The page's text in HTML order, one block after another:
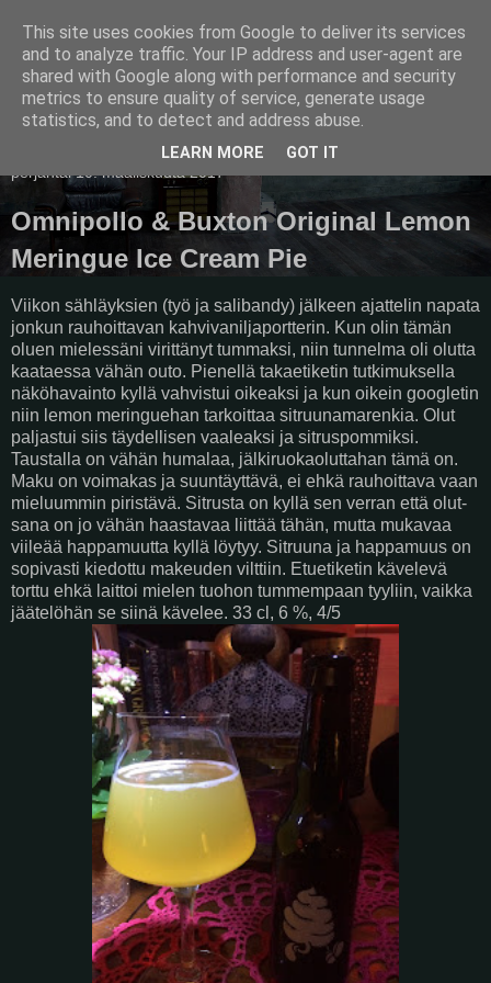
Pullollinen
perjantai 10. maaliskuuta 2017
Omnipollo & Buxton Original Lemon
Meringue Ice Cream Pie
Viikon sähläyksien (työ ja salibandy) jälkeen ajattelin napata
jonkun rauhoittavan kahvivaniljaportterin. Kun olin tämän
oluen mielessäni virittänyt tummaksi, niin tunnelma oli olutta
kaataessa vähän outo. Pienellä takaetiketin tutkimuksella
näköhavainto kyllä vahvistui oikeaksi ja kun oikein googletin
niin lemon meringuehan tarkoittaa sitruunamarenkia. Olut
paljastui siis täydellisen vaaleaksi ja sitruspommiksi.
Taustalla on vähän humalaa, jälkiruokaoluttahan tämä on.
Maku on voimakas ja suuntäyttävä, ei ehkä rauhoittava vaan
mieluummin piristävä. Sitrusta on kyllä sen verran että olut-
sana on jo vähän haastavaa liittää tähän, mutta mukavaa
viileää happamuutta kyllä löytyy. Sitruuna ja happamuus on
sopivasti kiedottu makeuden vilttiin. Etuetiketin kävelevä
torttu ehkä laittoi mielen tuohon tummempaan tyyliin, vaikka
jäätelöhän se siinä kävelee. 33 cl, 6 %, 4/5
This site uses cookies from Google to deliver its services
and to analyze traffic. Your IP address and user-agent are
shared with Google along with performance and security
metrics to ensure quality of service, generate usage
statistics, and to detect and address abuse.
LEARN MORE GOT IT